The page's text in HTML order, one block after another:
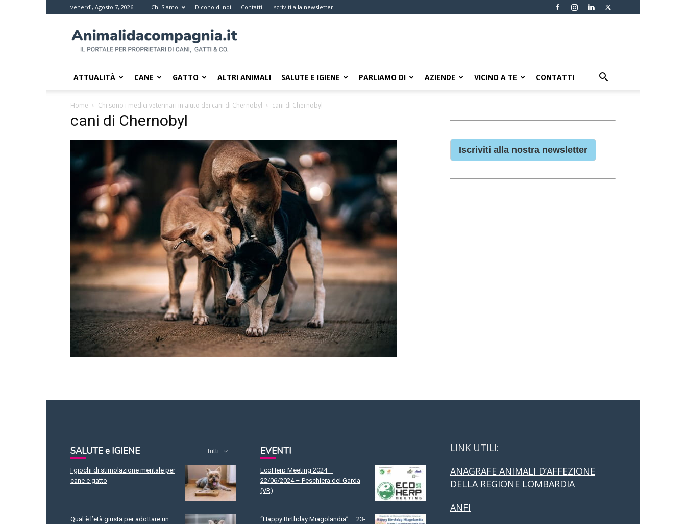
venerdì, Agosto 7, 2026 Chi Siamo Dicono di noi Contatti Iscriviti alla newsletter
da
compagnia
Il
i
proprietari
di
ATTUALITÀ CANE GATTO ALTRI ANIMALI SALUTE E IGIENE PARLIAMO DI AZIENDE VICINO A TE CONTATTI
Home Chi sono i medici veterinari in aiuto dei cani di Chernobyl cani di Chernobyl
cani di Chernobyl
Iscriviti alla nostra newsletter
SALUTE e IGIENE Tutti
I giochi di stimolazione mentale per
cane e gatto
Qual è l’età giusta per adottare un
EVENTI
EcoHerp Meeting 2024 –
22/06/2024 – Peschiera del Garda
(VR)
“Happy Birthday Miagolandia” – 23-
LINK UTILI:
ANAGRAFE ANIMALI D’AFFEZIONE
DELLA REGIONE LOMBARDIA
ANFI